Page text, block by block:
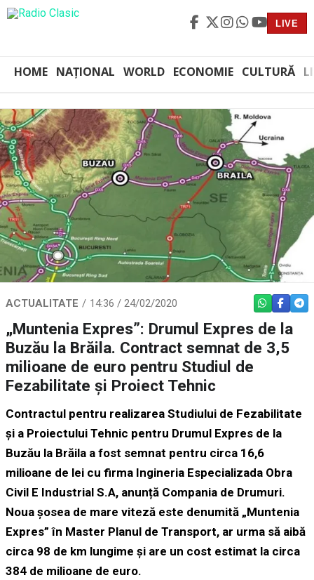
LIVE
HOME NAȚIONAL WORLD ECONOMIE CULTURĂ
ACTUALITATE 14:36 / 24/02/2020 WHATSAPP
„Muntenia Expres”: Drumul Expres de la
Buzău la Brăila. Contract semnat de 3,5
milioane de euro pentru Studiul de
Fezabilitate și Proiect Tehnic
Contractul pentru realizarea Studiului de Fezabilitate
și a Proiectului Tehnic pentru Drumul Expres de la
Buzău la Brăila a fost semnat pentru circa 16,6
milioane de lei cu firma Ingineria Especializada Obra
Civil E Industrial S.A, anunță Compania de Drumuri.
Noua șosea de mare viteză este denumită „Muntenia
Expres” în Master Planul de Transport, ar urma să aibă
circa 98 de km lungime și are un cost estimat la circa
384 de milioane de euro.